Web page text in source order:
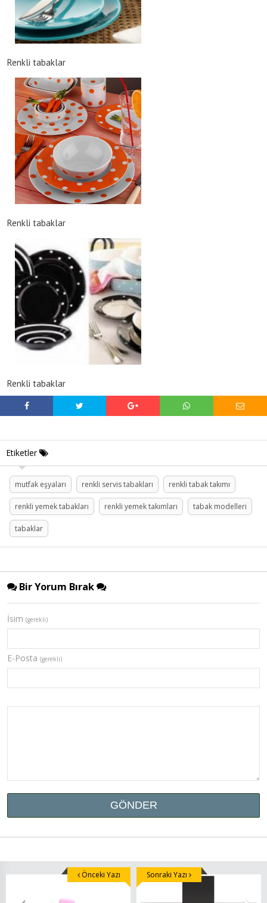
Renkli tabaklar
Renkli tabaklar
Renkli tabaklar
Etiketler
mutfak eşyaları renkli servis tabakları renkli tabak takımı
renkli yemek tabakları renkli yemek takımları tabak modelleri
tabaklar
Bir Yorum Bırak
İsim (gerekli)
E-Posta (gerekli)
Önceki Yazı Sonraki Yazı